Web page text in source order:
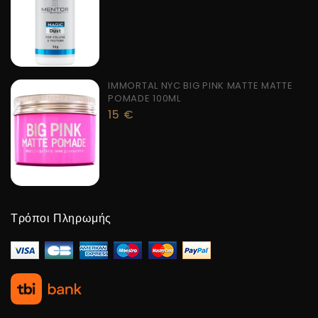
IMMORTAL NYC BIG PINK MATTE MATTE
POMADE 100ML
15 €
Τρόποι Πληρωμής